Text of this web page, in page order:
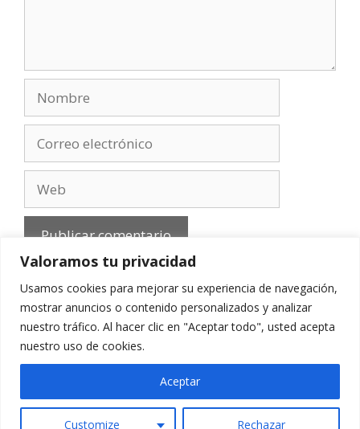
Valoramos tu privacidad
Usamos cookies para mejorar su experiencia de navegación,
mostrar anuncios o contenido personalizados y analizar
nuestro tráfico. Al hacer clic en "Aceptar todo", usted acepta
nuestro uso de cookies.
Customize Rechazar
Aceptar
electrónico
Aviso Legal-Política de privacidad
Contacto